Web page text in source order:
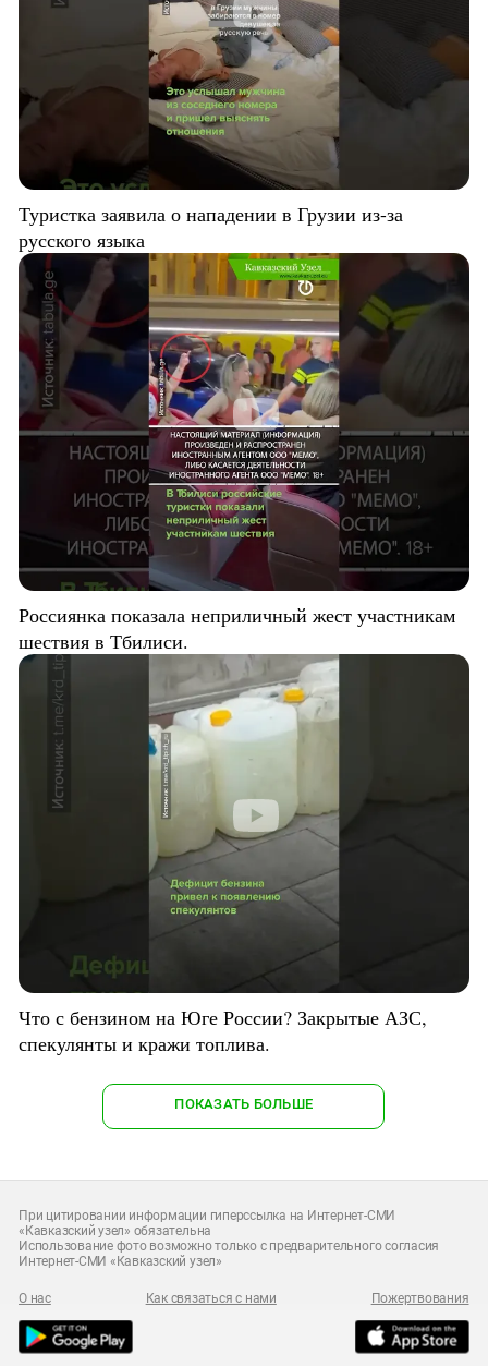
Туристка заявила о нападении в Грузии из-за
русского языка
Россиянка показала неприличный жест участникам
шествия в Тбилиси.
Что с бензином на Юге России? Закрытые АЗС,
спекулянты и кражи топлива.
ПОКАЗАТЬ БОЛЬШЕ
При цитировании информации гиперссылка на Интернет-СМИ
«Кавказский узел» обязательна
Использование фото возможно только с предварительного согласия
Интернет-СМИ «Кавказский узел»
О нас Как связаться с нами Пожертвования